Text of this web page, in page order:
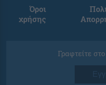
Όροι
χρήσης
Γραφτείτε